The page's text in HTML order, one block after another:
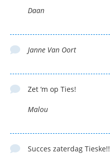
Daan
Janne Van Oort
Zet ‘m op Ties!
Malou
Succes zaterdag Tieske!!